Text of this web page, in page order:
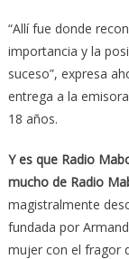
“Allí fue donde
importancia y la
suceso”, expresa
entrega a la
18 años.
Y es que Radio
mucho de Radio
magistralmente
fundada por
mujer con el fragor